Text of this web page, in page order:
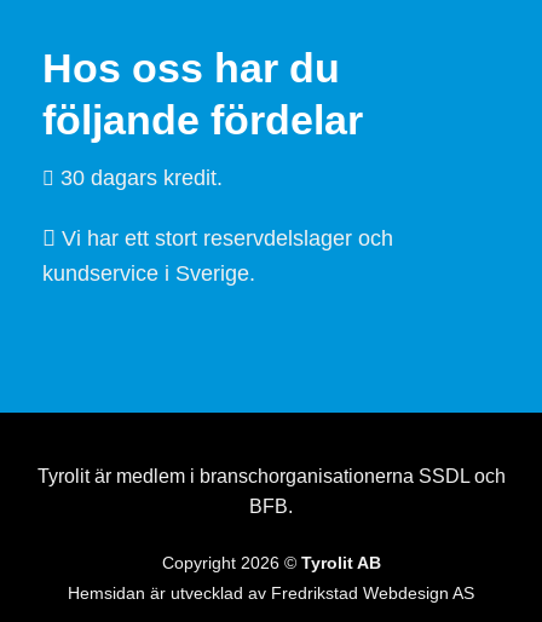
Hos oss har du
följande fördelar
30 dagars kredit.
Vi har ett stort reservdelslager och
kundservice i Sverige.
Tyrolit är medlem i branschorganisationerna SSDL och
BFB.
Copyright 2026 © Tyrolit AB
Hemsidan är utvecklad av Fredrikstad Webdesign AS